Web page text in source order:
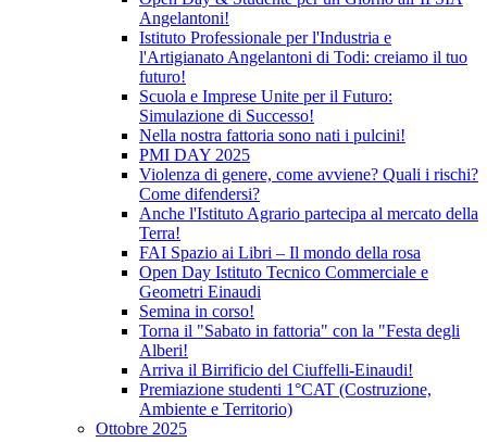
Angelantoni!
Istituto Professionale per l'Industria e
l'Artigianato Angelantoni di Todi: creiamo il tuo
futuro!
Scuola e Imprese Unite per il Futuro:
Simulazione di Successo!
Nella nostra fattoria sono nati i pulcini!
PMI DAY 2025
Violenza di genere, come avviene? Quali i rischi?
Come difendersi?
Anche l'Istituto Agrario partecipa al mercato della
Terra!
FAI Spazio ai Libri – Il mondo della rosa
Open Day Istituto Tecnico Commerciale e
Geometri Einaudi
Semina in corso!
Torna il "Sabato in fattoria" con la "Festa degli
Alberi!
Arriva il Birrificio del Ciuffelli-Einaudi!
Premiazione studenti 1°CAT (Costruzione,
Ambiente e Territorio)
Ottobre 2025